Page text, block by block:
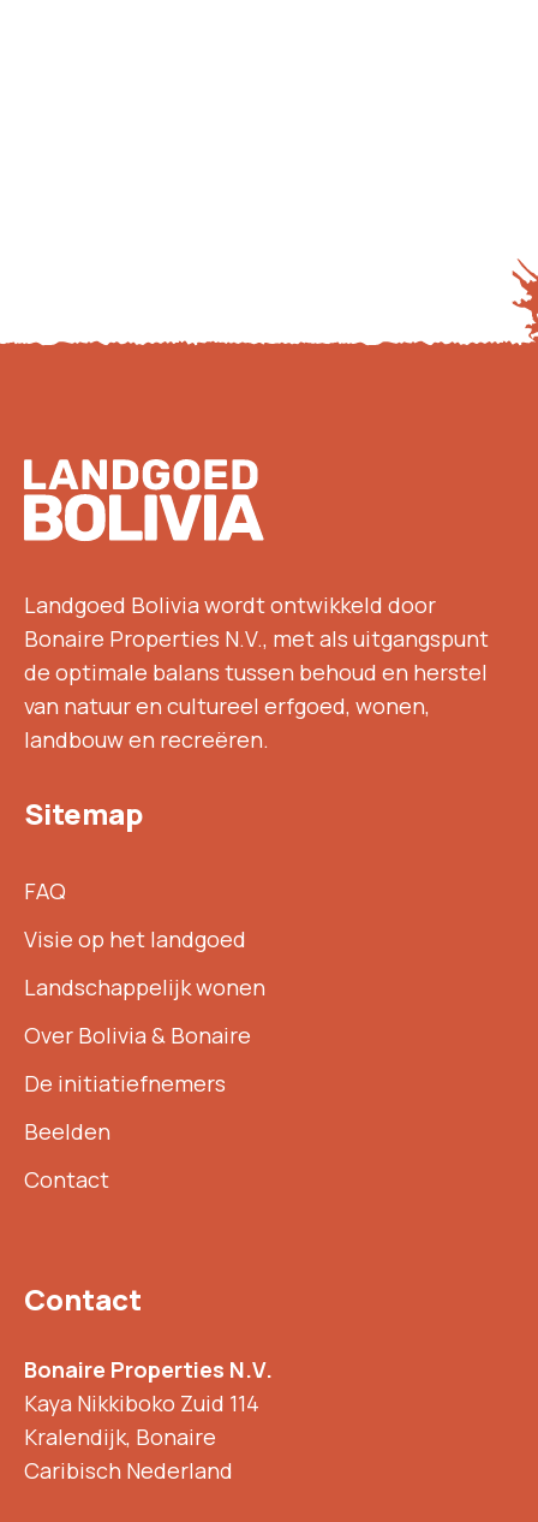
Footer
Landgoed Bolivia wordt ontwikkeld door
Bonaire Properties N.V., met als uitgangspunt
de optimale balans tussen behoud en herstel
van natuur en cultureel erfgoed, wonen,
landbouw en recreëren.
Sitemap
FAQ
Visie op het landgoed
Landschappelijk wonen
Over Bolivia & Bonaire
De initiatiefnemers
Beelden
Contact
Contact
Bonaire Properties N.V.
Kaya Nikkiboko Zuid 114
Kralendijk, Bonaire
Caribisch Nederland